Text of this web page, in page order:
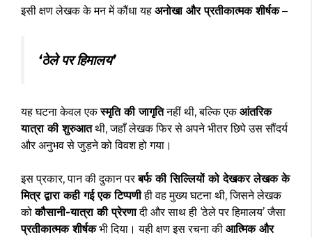
इसी क्षण लेखक के मन में कौंधा यह अनोखा और प्रतीकात्मक शीर्षक–
‘ठेले पर हिमालय’
यह घटना केवल एकस्मृति की जागृतिनहीं थी, बल्कि एकआंतरिक
यात्रा की शुरुआतथी, जहाँ लेखक फिर से अपने भीतर छिपे उस सौंदर्य
और अनुभव से जुड़ने को विवश हो गया।
इस प्रकार, पान की दुकान परबर्फ की सिल्लियों को देखकर लेखक के
मित्र द्वारा कही गई एक टिप्पणीही वह मुख्य घटना थी, जिसने लेखक
कोकौसानी-यात्रा की प्रेरणादी और साथ ही ‘ठेले पर हिमालय’ जैसा
प्रतीकात्मक शीर्षकभी दिया। यही क्षण इस रचना की आत्मिक और